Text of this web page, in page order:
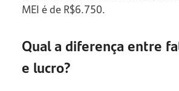
MEI é de R$6.750.
Qual a diferença entre
e lucro?